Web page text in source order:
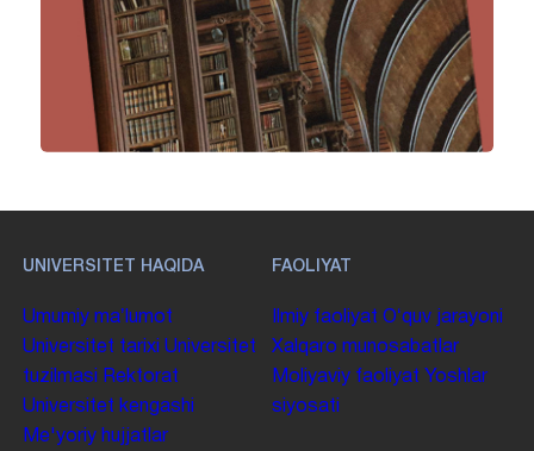
UNIVERSITET HAQIDA
Umumiy maʼlumot
Universitet tarixi Universitet
tuzilmasi Rektorat
Universitet kengashi
Me'yoriy hujjatlar
FAOLIYAT
Ilmiy faoliyat Oʻquv jarayoni
Xalqaro munosabatlar
Moliyaviy faoliyat Yoshlar
siyosati